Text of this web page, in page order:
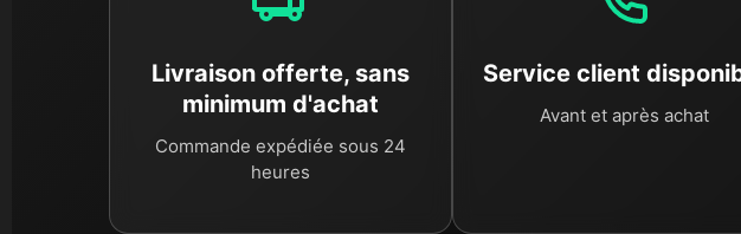
Choisir Dratom Parts, c'est privilégier l'
. Vous redonnez
Livraison offerte, sans
minimum d'achat
Commande expédiée sous 24
heures
Service client
Avant et après achat